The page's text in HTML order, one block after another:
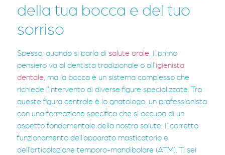
della tua bocca e del tuo
sorriso
Spesso, quando si parla di salute orale , il primo
pensiero va al dentista tradizionale o all’igienista
dentale , ma la bocca è un sistema complesso che
richiede l’intervento di diverse figure specializzate. Tra
queste figura centrale è lo gnatologo, un professionista
con una formazione specifica che si occupa di un
aspetto fondamentale della nostra salute: il corretto
funzionamento dell’apparato masticatorio e
dell’articolazione temporo-mandibolare (ATM). Ti sei